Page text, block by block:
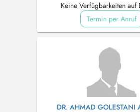
Keine Verfügbarkeiten auf
Termin per Anruf
DR. AHMAD GOLESTANI